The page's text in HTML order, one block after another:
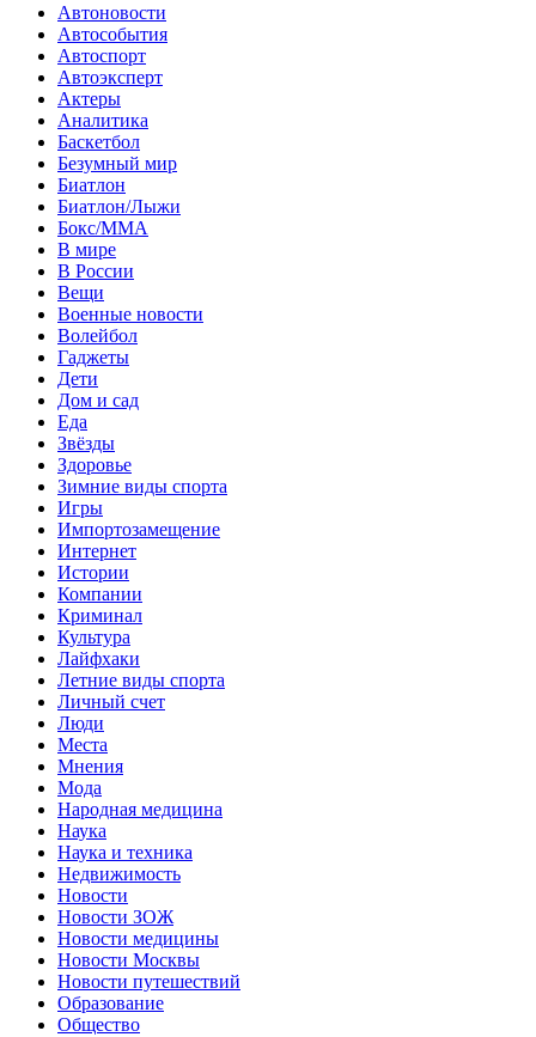
Автоновости
Автособытия
Автоспорт
Автоэксперт
Актеры
Аналитика
Баскетбол
Безумный мир
Биатлон
Биатлон/Лыжи
Бокс/MMA
В мире
В России
Вещи
Военные новости
Волейбол
Гаджеты
Дети
Дом и сад
Еда
Звёзды
Здоровье
Зимние виды спорта
Игры
Импортозамещение
Интернет
Истории
Компании
Криминал
Культура
Лайфхаки
Летние виды спорта
Личный счет
Люди
Места
Мнения
Мода
Народная медицина
Наука
Наука и техника
Недвижимость
Новости
Новости ЗОЖ
Новости медицины
Новости Москвы
Новости путешествий
Образование
Общество